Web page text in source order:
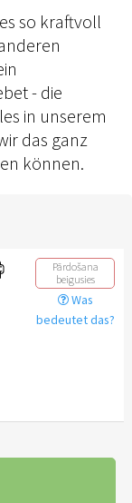
so kraftvoll
- die
in unserem
das ganz
können.
Pārdošana
beigusies
Was
bedeutet das?